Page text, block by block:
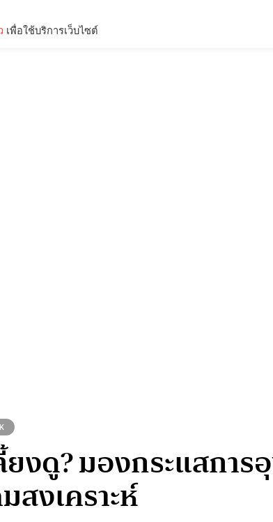
งดู? มองกระแสการ
งเคราะห์
เพื่อใช้บริการเว็บไซต์